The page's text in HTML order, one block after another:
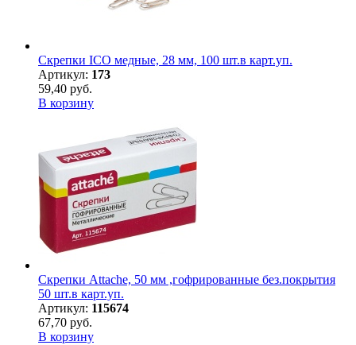
Скрепки ICO медные, 28 мм, 100 шт.в карт.уп.
Артикул: 173
59,40 руб.
В корзину
Скрепки Attache, 50 мм ,гофрированные без.покрытия
50 шт.в карт.уп.
Артикул: 115674
67,70 руб.
В корзину